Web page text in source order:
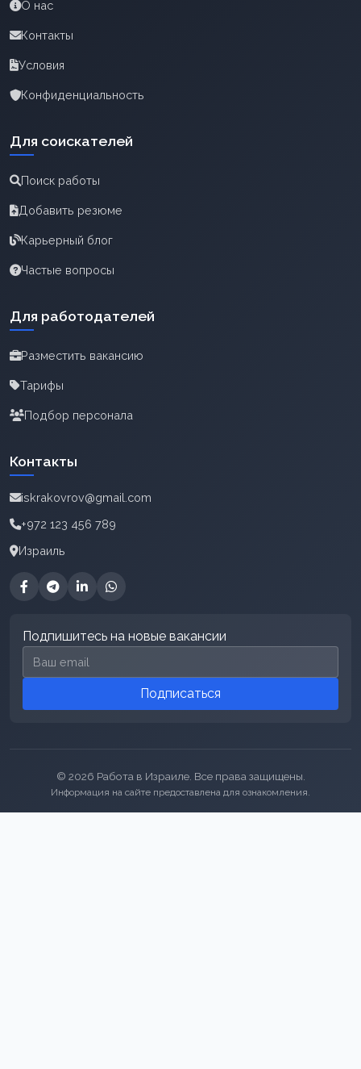
О нас
Контакты
Условия
Конфиденциальность
Для соискателей
Поиск работы
Добавить резюме
Карьерный блог
Частые вопросы
Для работодателей
Разместить вакансию
Тарифы
Подбор персонала
Контакты
iskrakovrov@gmail.com
+972 123 456 789
Израиль
Подпишитесь на новые вакансии
Email для подписки
Подписаться
© 2026 Работа в Израиле. Все права защищены.
Информация на сайте предоставлена для ознакомления.